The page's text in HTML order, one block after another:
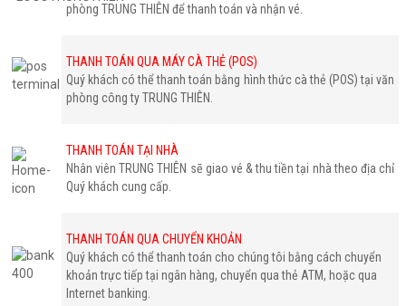
phòng TRUNG THIÊN để thanh toán và nhận vé.
THANH TOÁN QUA MÁY CÀ THẺ (POS)
Quý khách có thể thanh toán bằng hình thức cà thẻ (POS) tại văn
phòng công ty TRUNG THIÊN.
THANH TOÁN TẠI NHÀ
Nhân viên TRUNG THIÊN sẽ giao vé & thu tiền tại nhà theo địa chỉ
Quý khách cung cấp.
THANH TOÁN QUA CHUYỂN KHOẢN
Quý khách có thể thanh toán cho chúng tôi bằng cách chuyển
khoản trực tiếp tại ngân hàng, chuyển qua thẻ ATM, hoặc qua
Internet banking.